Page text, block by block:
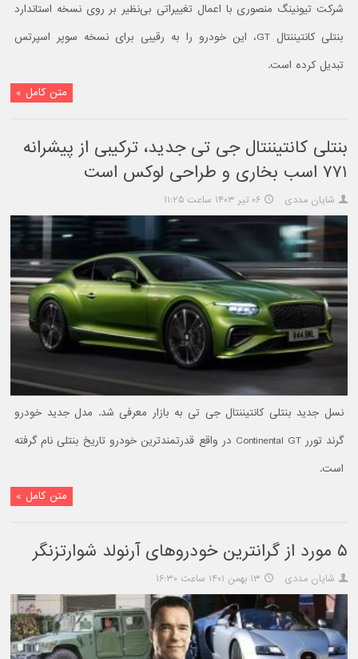
شرکت تیونینگ منصوری با اعمال تغییراتی بی‌نظیر بر روی نسخه استاندارد
بنتلی کانتیننتال GT، این خودرو را به رقیبی برای نسخه سوپر اسپرتس
تبدیل کرده است.
متن کامل »
بنتلی کانتیننتال جی تی جدید، ترکیبی از پیشرانه
۷۷۱ اسب بخاری و طراحی لوکس است
شایان مددی ۰۶ تیر ۱۴۰۳ ساعت ۱۱:۲۵
نسل جدید بنتلی کانتیننتال جی تی به بازار معرفی شد. مدل جدید خودرو
گرند تورر Continental GT در واقع قدرتمندترین خودرو تاریخ بنتلی نام گرفته
است.
متن کامل »
۵ مورد از گرانترین خودروهای آرنولد شوارتزنگر
شایان مددی ۱۳ بهمن ۱۴۰۱ ساعت ۱۶:۳۰